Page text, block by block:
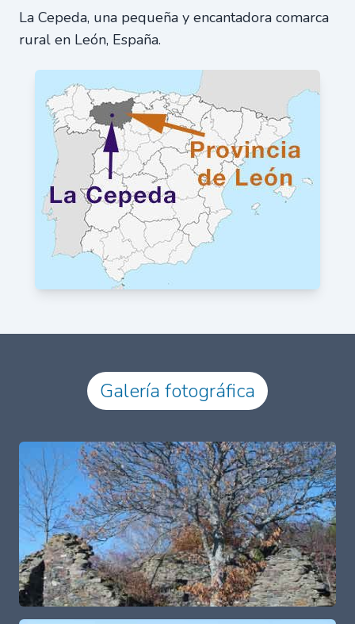
La Cepeda, una pequeña y encantadora comarca
rural en León, España.
Galería fotográfica